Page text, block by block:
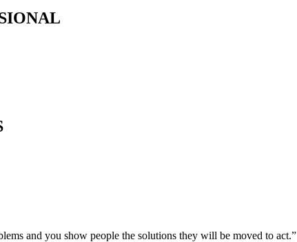
and you show people the solutions they will be moved to act.”